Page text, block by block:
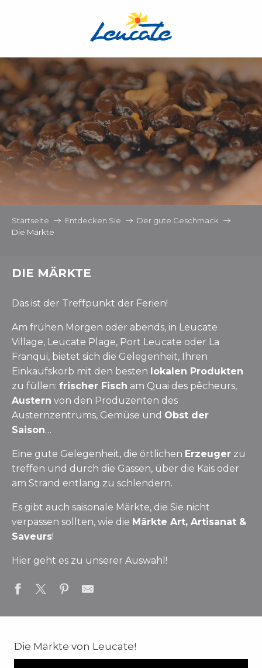
Startseite Entdecken Sie
Der gute Geschmack
Die Märkte
DIE MÄRKTE
Das ist der Treffpunkt der Ferien!
Am frühen Morgen oder abends, in Leucate
Village, Leucate Plage, Port Leucate oder La
Franqui, bietet sich die Gelegenheit, Ihren
Einkaufskorb mit den besten lokalen Produkten
zu füllen: frischer Fisch am Quai des pêcheurs,
Austern von den Produzenten des
Austernzentrums, Gemüse und Obst der
Saison…
Eine gute Gelegenheit, die örtlichen Erzeuger zu
treffen und durch die Gassen, über die Kais oder
am Strand entlang zu schlendern.
Es gibt auch saisonale Märkte, die Sie nicht
verpassen sollten, wie die Märkte Art, Artisanat &
Saveurs!
Hier geht es zu unserer Auswahl!
Die Märkte von Leucate!